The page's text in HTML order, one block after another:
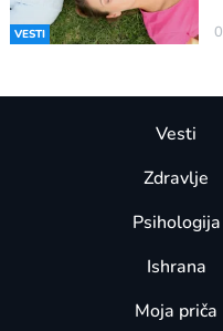
VESTI 0
Vesti
Zdravlje
Psihologija
Ishrana
Moja priča